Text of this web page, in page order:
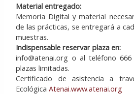
Material entregado:
Memoria Digital y material
de las prácticas, se entregará a
muestras.
Indispensable reservar plaza en:
info@atenai.org o al teléfono
plazas limitadas.
Certificado de asistencia a
EcológicaAtenai.www.atenai.org